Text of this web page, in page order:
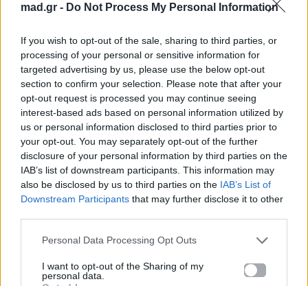
mad.gr - Do Not Process My Personal Information
If you wish to opt-out of the sale, sharing to third parties, or
processing of your personal or sensitive information for
targeted advertising by us, please use the below opt-out
section to confirm your selection. Please note that after your
opt-out request is processed you may continue seeing
interest-based ads based on personal information utilized by
us or personal information disclosed to third parties prior to
your opt-out. You may separately opt-out of the further
disclosure of your personal information by third parties on the
IAB’s list of downstream participants. This information may
also be disclosed by us to third parties on the IAB’s List of
Downstream Participants that may further disclose it to other
Personal Data Processing Opt Outs
I want to opt-out of the Sharing of my
personal data.
Στίχοι
Τι είν’ αυτό που το λένε αγάπη
Ti eín’ aftó pou to léne agápi
τι είν’ αυτό, τι είν’αυτό
ti eín’ aftó, ti eín’ aftó
που κρυφά τις καρδιές οδηγεί
pou kryfá tis kardies odigí
κι όποιος το ’νιωσε το νοσταλγεί
ki ópios to ’níose to nostalgí
Τι είν’ αυτό που το λένε αγάπη
ti eín’ aftó, ti eín’ aftó
γέλιο, δάκρυ, λιακάδα, βροχή
gélio, dákry, liakáda, vrochí